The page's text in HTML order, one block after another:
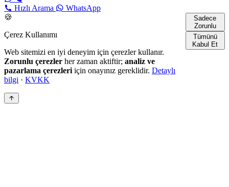
Hızlı Arama
WhatsApp
🍪
Çerez Kullanımı
Web sitemizi en iyi deneyim için çerezler kullanır.
Zorunlu çerezler her zaman aktiftir; analiz ve
pazarlama çerezleri için onayınız gereklidir. Detaylı
bilgi · KVKK
Sadece
Zorunlu
Tümünü
Kabul Et